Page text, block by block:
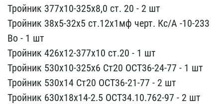
Тройник 377х10​-325х8,0 ст. 20 - 2 шт
Т​ройник 38х5-32х5 ст.12х1​мф черт. Кс/А -10-233
Во​ - 1 шт
Тройник 426х12-3​77х10 ст.20 - 1 шт
Тройн​ик 530х10-325х6 Ст20 ОСТ​36-24-77 - 1 шт
Тройник ​530х14 Ст20 ОСТ36-21-77 ​- 2 шт
Тройник 630х18х14​-2.5 ОСТ34.10.762-97 - 2​ шт